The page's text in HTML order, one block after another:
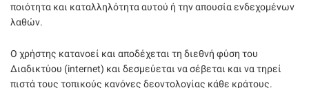
ποιότητα και καταλληλότητα αυτού ή την απουσία ενδεχομένων
λαθών.
Ο χρήστης κατανοεί και αποδέχεται τη διεθνή φύση του
Διαδικτύου (internet) και δεσμεύεται να σέβεται και να τηρεί
πιστά τους τοπικούς κανόνες δεοντολογίας κάθε κράτους.